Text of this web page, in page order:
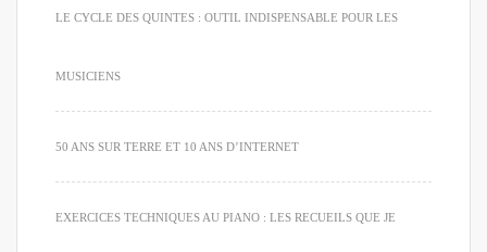
LE CYCLE DES QUINTES : OUTIL INDISPENSABLE POUR LES
MUSICIENS
50 ANS SUR TERRE ET 10 ANS D’INTERNET
EXERCICES TECHNIQUES AU PIANO : LES RECUEILS QUE JE